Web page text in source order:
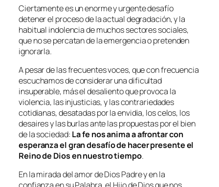
Ciertamente es un enorme y urgente desafío
detener el proceso de la actual degradación, y la
habitual indolencia de muchos sectores sociales,
que no se percatan de la emergencia o pretenden
ignorarla.
A pesar de las frecuentes voces, que con frecuencia
escuchamos de considerar una dificultad
insuperable, más el desaliento que provoca la
violencia, las injusticias, y las contrariedades
cotidianas, desatadas por la envidia, los celos, los
desaires y las burlas ante las propuestas por el bien
de la sociedad: La fe nos anima a afrontar con
esperanza el gran desafío de hacer presente el
Reino de Dios en nuestro tiempo.
En la mirada del amor de Dios Padre y en la